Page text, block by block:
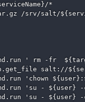
*
/srv/salt/
' rm -fr
salt://
'chown
'su - ${user}
'su - ${user}